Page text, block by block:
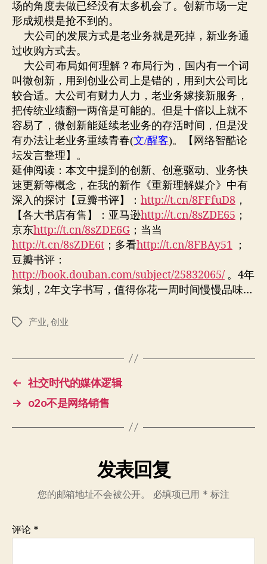
场的角度去做已经没有太多机会了。创新市场一定
形成规模是抢不到的。
大公司的发展方式是老业务就是死掉，新业务通
过收购方式去。
大公司布局如何理解？布局行为，国内有一个词
叫微创新，用到创业公司上是错的，用到大公司比
较合适。大公司有财力人力，老业务嫁接新服务，
把传统业绩翻一两倍是可能的。但是十倍以上就不
容易了，微创新能延续老业务的存活时间，但是没
有办法让老业务重续青春(文/醒客)。
【网络智酷论
坛发言整理】 。
延伸阅读：本文中提到的创新、创意驱动、业务快
速更新等概念，在我的新作《重新理解媒介》中有
深入的探讨【豆瓣书评】： http://t.cn/8FFfuD8 ，
【各大书店有售】：亚马逊http://t.cn/8sZDE65 ；
京东http://t.cn/8sZDE6G ；当当
http://t.cn/8sZDE6t ；多看http://t.cn/8FBAy51 ；
豆瓣书评：
http://book.douban.com/subject/25832065/ 。4年
策划，2年文字书写，值得你花一周时间慢慢品味…
标
产业 创业
← 社交时代的媒体逻辑
→
o2o不是网络销售
发表回复
您的邮箱地址不会被公开。 必填项已用 * 标注
评论 *